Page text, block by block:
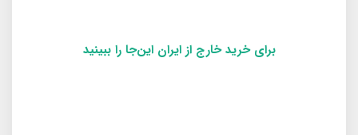
برای خرید خارج از ایران این‌جا را ببینید